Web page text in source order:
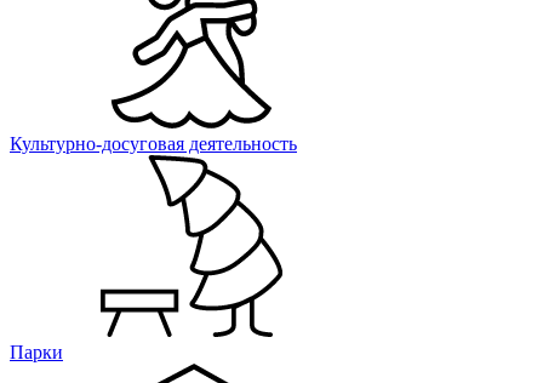
Культурно-досуговая деятельность
Парки